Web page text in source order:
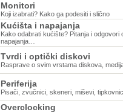
Monitori
Koji izabrati? Kako ga podesiti i slično
Kućišta i napajanja
Kako odabrati kućište? Pitanja i odgovori
napajanja…
Tvrdi i optički diskovi
Rasprave o svim vrstama diskova,
Periferija
Pisači, zvučnici, skeneri, miševi,
Overclocking